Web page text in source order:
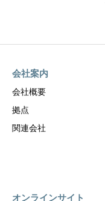
会社案内
会社概要
拠点
関連会社
オンラインサイト